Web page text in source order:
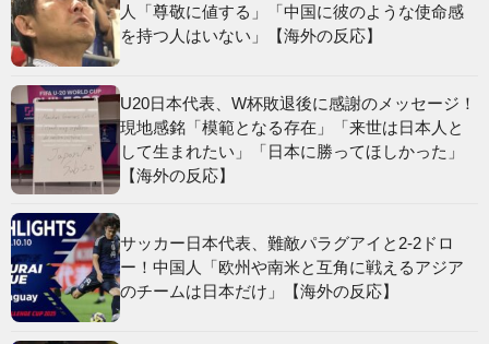
人「尊敬に値する」「中国に彼のような使命感
を持つ人はいない」【海外の反応】
U20日本代表、W杯敗退後に感謝のメッセージ！
現地感銘「模範となる存在」「来世は日本人と
して生まれたい」「日本に勝ってほしかった」
【海外の反応】
サッカー日本代表、難敵パラグアイと2-2ドロ
ー！中国人「欧州や南米と互角に戦えるアジア
のチームは日本だけ」【海外の反応】